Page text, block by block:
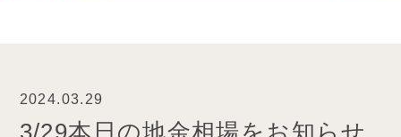
2024.03.29
3/29本日の地金相場をお知らせ